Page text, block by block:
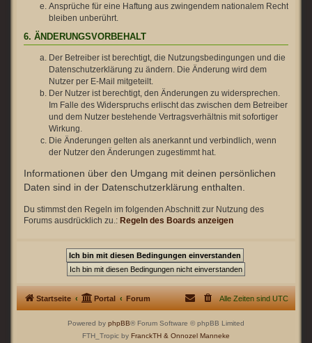
Ansprüche für eine Haftung aus zwingendem nationalem Recht
bleiben unberührt.
6. ÄNDERUNGSVORBEHALT
Der Betreiber ist berechtigt, die Nutzungsbedingungen und die
Datenschutzerklärung zu ändern. Die Änderung wird dem
Nutzer per E-Mail mitgeteilt.
Der Nutzer ist berechtigt, den Änderungen zu widersprechen.
Im Falle des Widerspruchs erlischt das zwischen dem Betreiber
und dem Nutzer bestehende Vertragsverhältnis mit sofortiger
Wirkung.
Die Änderungen gelten als anerkannt und verbindlich, wenn
der Nutzer den Änderungen zugestimmt hat.
Informationen über den Umgang mit deinen persönlichen
Daten sind in der Datenschutzerklärung enthalten.
Du stimmst den Regeln im folgenden Abschnitt zur Nutzung des
Forums ausdrücklich zu.: Regeln des Boards anzeigen
Startseite Portal Forum Alle Zeiten sind UTC
Powered by phpBB® Forum Software © phpBB Limited
FTH_Tropic by FranckTH & Onnozel Manneke